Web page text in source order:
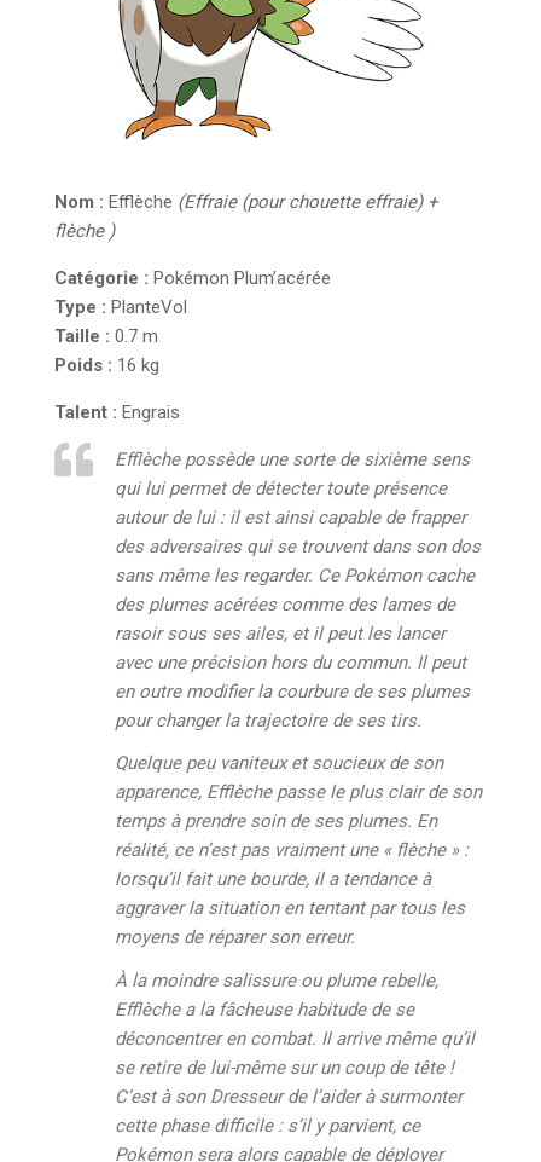
Nom : Efflèche (Effraie (pour chouette effraie) +
flèche )
Catégorie : Pokémon Plum’acérée
Type : PlanteVol
Taille : 0.7 m
Poids : 16 kg
Talent : Engrais
Efflèche possède une sorte de sixième sens
qui lui permet de détecter toute présence
autour de lui : il est ainsi capable de frapper
des adversaires qui se trouvent dans son dos
sans même les regarder. Ce Pokémon cache
des plumes acérées comme des lames de
rasoir sous ses ailes, et il peut les lancer
avec une précision hors du commun. Il peut
en outre modifier la courbure de ses plumes
pour changer la trajectoire de ses tirs.
Quelque peu vaniteux et soucieux de son
apparence, Efflèche passe le plus clair de son
temps à prendre soin de ses plumes. En
réalité, ce n’est pas vraiment une « flèche » :
lorsqu’il fait une bourde, il a tendance à
aggraver la situation en tentant par tous les
moyens de réparer son erreur.
À la moindre salissure ou plume rebelle,
Efflèche a la fâcheuse habitude de se
déconcentrer en combat. Il arrive même qu’il
se retire de lui-même sur un coup de tête !
C’est à son Dresseur de l’aider à surmonter
cette phase difficile : s’il y parvient, ce
Pokémon sera alors capable de déployer